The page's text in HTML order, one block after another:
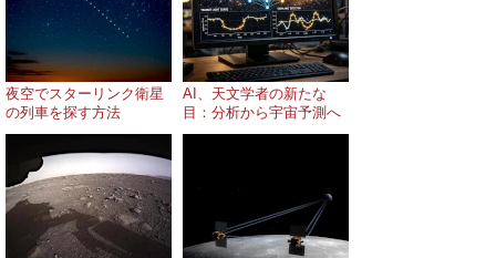
夜空でスターリンク衛星
の列車を探す方法
AI、天文学者の新たな
目：分析から宇宙予測へ